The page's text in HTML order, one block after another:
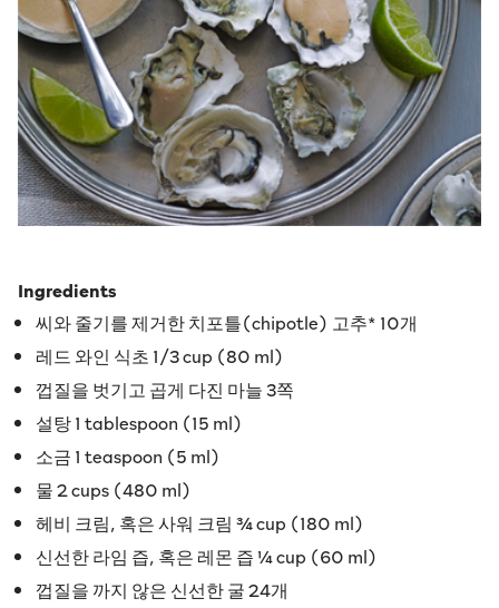
Ingredients
씨와 줄기를 제거한 치포틀(chipotle) 고추* 10개
레드 와인 식초 1/3 cup (80 ml)
껍질을 벗기고 곱게 다진 마늘 3쪽
설탕 1 tablespoon (15 ml)
소금 1 teaspoon (5 ml)
물 2 cups (480 ml)
헤비 크림, 혹은 사워 크림 ¾ cup (180 ml)
신선한 라임 즙, 혹은 레몬 즙 ¼ cup (60 ml)
껍질을 까지 않은 신선한 굴 24개